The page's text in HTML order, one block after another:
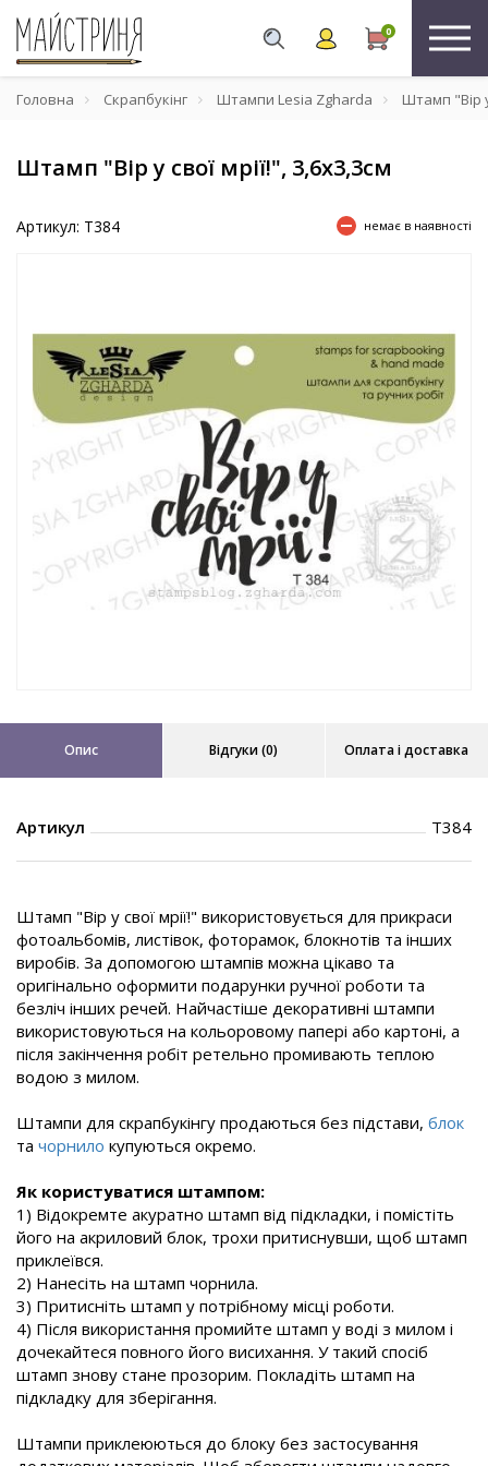
0
Головна Скрапбукінг Штампи Lesia Zgharda Штамп "Вір
Штамп "Вір у свої мрії!", 3,6х3,3см
Артикул: T384 немає в наявності
Опис Відгуки (0) Оплата і доставка
Артикул T384
Штамп "Вір у свої мрії!" використовується для прикраси
фотоальбомів, листівок, фоторамок, блокнотів та інших
виробів. За допомогою штампів можна цікаво та
оригінально оформити подарунки ручної роботи та
безліч інших речей. Найчастіше декоративні штампи
використовуються на кольоровому папері або картоні, а
після закінчення робіт ретельно промивають теплою
водою з милом.
Штампи для скрапбукінгу продаються без підстави, блок
та чорнило купуються окремо.
Як користуватися штампом:
1) Відокремте акуратно штамп від підкладки, і помістіть
його на акриловий блок, трохи притиснувши, щоб штамп
приклеївся.
2) Нанесіть на штамп чорнила.
3) Притисніть штамп у потрібному місці роботи.
4) Після використання промийте штамп у воді з милом і
дочекайтеся повного його висихання. У такий спосіб
штамп знову стане прозорим. Покладіть штамп на
підкладку для зберігання.
Штампи приклеюються до блоку без застосування